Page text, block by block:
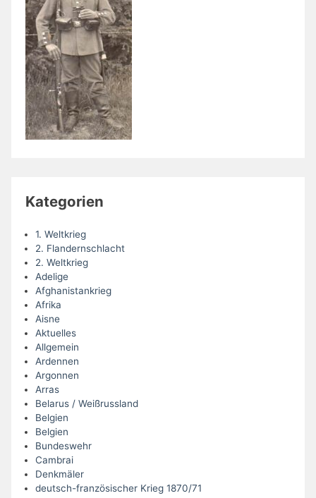
Kategorien
1. Weltkrieg
2. Flandernschlacht
2. Weltkrieg
Adelige
Afghanistankrieg
Afrika
Aisne
Aktuelles
Allgemein
Ardennen
Argonnen
Arras
Belarus / Weißrussland
Belgien
Belgien
Bundeswehr
Cambrai
Denkmäler
deutsch-französischer Krieg 1870/71